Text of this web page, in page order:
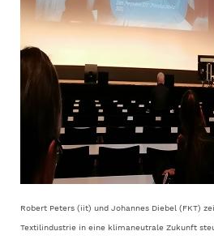
Robert Peters (iit) und Johannes Diebel (FKT)
Textilindustrie in eine klimaneutrale Zukunft